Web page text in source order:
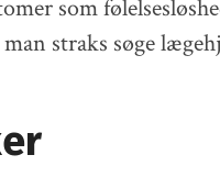
som
straks søge